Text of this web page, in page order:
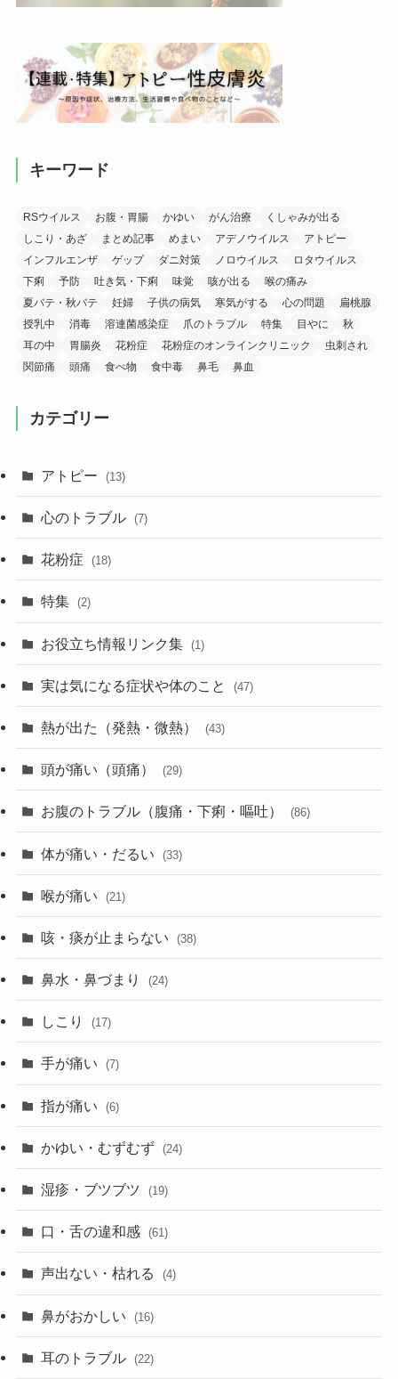
キーワード
RSウイルス お腹・胃腸 かゆい がん治療
くしゃみが出る
しこり・あざ
まとめ記事 めまい アデノウイルス
アトピー
インフルエンザ
ゲップ ダニ対策 ノロウイルス
ロタウイルス
下痢
予防 吐き気・下痢 味覚 咳が出る
喉の痛み
夏バテ・秋バテ
妊婦 子供の病気 寒気がする 心の問題
扁桃腺
授乳中
消毒 溶連菌感染症 爪のトラブル 特集 目やに
秋
耳の中
胃腸炎 花粉症 花粉症のオンラインクリニック
虫刺され
関節痛
頭痛 食べ物 食中毒 鼻毛 鼻血
カテゴリー
アトピー (13)
心のトラブル (7)
花粉症 (18)
特集 (2)
お役立ち情報リンク集 (1)
実は気になる症状や体のこと (47)
熱が出た（発熱・微熱） (43)
頭が痛い（頭痛） (29)
お腹のトラブル（腹痛・下痢・嘔吐） (86)
体が痛い・だるい (33)
喉が痛い (21)
咳・痰が止まらない (38)
鼻水・鼻づまり (24)
しこり (17)
手が痛い (7)
指が痛い (6)
かゆい・むずむず (24)
湿疹・ブツブツ (19)
口・舌の違和感 (61)
声出ない・枯れる (4)
鼻がおかしい (16)
耳のトラブル (22)